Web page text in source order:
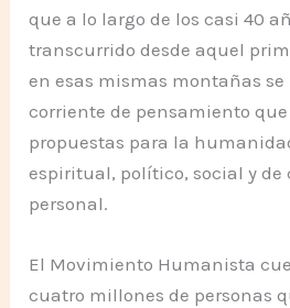
que a lo largo de los casi 40
transcurrido desde aquel
en esas mismas montañas
corriente de pensamiento
propuestas para la
espiritual, político, social y de
personal.
El Movimiento Humanista
cuatro millones de personas